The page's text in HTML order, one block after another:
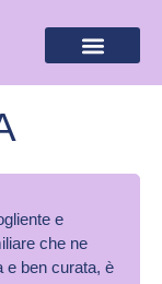
e
che ne
e ben curata, è